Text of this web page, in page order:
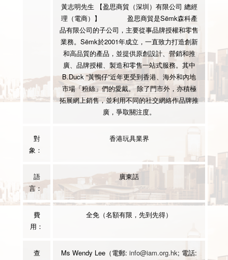
黃志明先生 【盈思商貿（深圳）有限公司 總經
理（電商）】 盈思商貿是Sëmk森科產
品有限公司的子公司，主要從事品牌授權和零售
業務。Sëmk於2001年成立，一直致力打造創新
和高品質的產品，並提供原創設計、營銷和推
廣、品牌授權、製造和零售一站式服務。其中
B.Duck “黃鴨仔”近年更受到香港、海外和內地
市場「粉絲」們的愛戴。 除了門市外，亦積極
拓展網上銷售，並利用不同的社交網絡作品牌推
廣，爭取關注度。
對
象：
香港玩具業界
語
言：
廣東話
費
用：
全免（名額有限，先到先得）
查
Ms Wendy Lee（電郵: info@iam.org.hk; 電話: